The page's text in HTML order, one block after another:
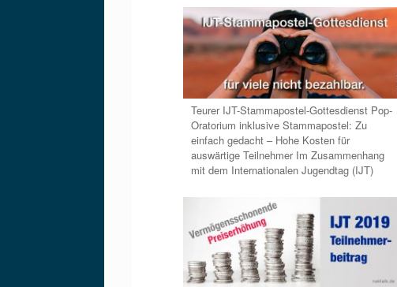
Teurer IJT-Stammapostel-Gottesdienst Pop-
Oratorium inklusive Stammapostel: Zu
einfach gedacht ‒ Hohe Kosten für
auswärtige Teilnehmer Im Zusammenhang
mit dem Internationalen Jugendtag (IJT)